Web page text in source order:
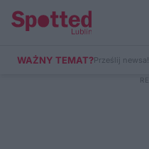
WAŻNY TEMAT?Prześlij newsa!